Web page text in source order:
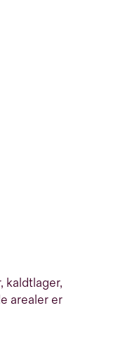
kaldtlager,
arealer er